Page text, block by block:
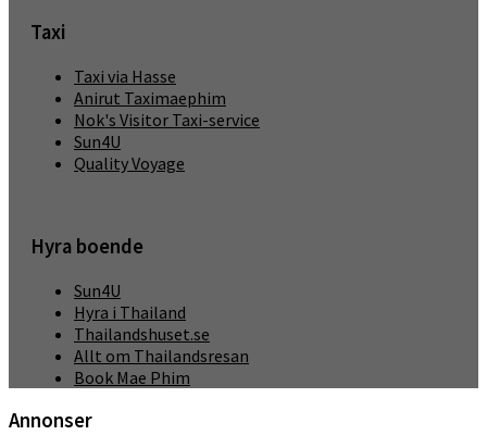
Taxi
Taxi via Hasse
Anirut Taximaephim
Nok's Visitor Taxi-service
Sun4U
Quality Voyage
Hyra boende
Sun4U
Hyra i Thailand
Thailandshuset.se
Allt om Thailandsresan
Book Mae Phim
Annonser